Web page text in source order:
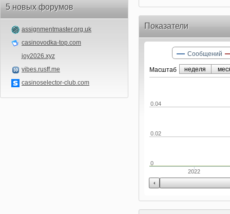
5 новых форумов
assignmentmaster.org.uk
casinovodka-top.com
joy2026.xyz
vibes.rusff.me
casinoselector-club.com
Показатели
Маcштаб
2022
0
0.02
0.04
Сообщений
неделя